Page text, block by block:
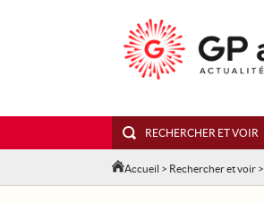
RECHERCHER ET VOIR
Accueil > Rechercher et voir >